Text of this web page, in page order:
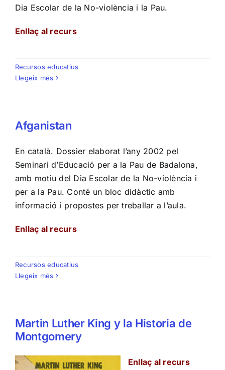
Dia Escolar de la No-violència i la Pau.
Enllaç al recurs
Recursos educatius
Llegeix més
Afganistan
En català. Dossier elaborat l’any 2002 pel
Seminari d’Educació per a la Pau de Badalona,
amb motiu del Dia Escolar de la No-violència i
per a la Pau. Conté un bloc didàctic amb
informació i propostes per treballar a l’aula.
Enllaç al recurs
Recursos educatius
Llegeix més
Martin Luther King y la Historia de
Montgomery
Enllaç al recurs